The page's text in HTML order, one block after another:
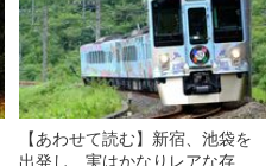
【あわせて読む】新宿、池袋を
出発し…実はかなりレアな存